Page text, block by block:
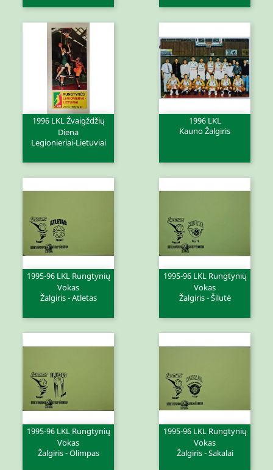
1996 LKL Žvaigždžių
Diena
Legionieriai-Lietuviai
1996 LKL
Kauno Žalgiris
1995-96 LKL Rungtynių
Vokas
Žalgiris - Atletas
1995-96 LKL Rungtynių
Vokas
Žalgiris - Šilutė
1995-96 LKL Rungtynių
Vokas
Žalgiris - Olimpas
1995-96 LKL Rungtynių
Vokas
Žalgiris - Sakalai